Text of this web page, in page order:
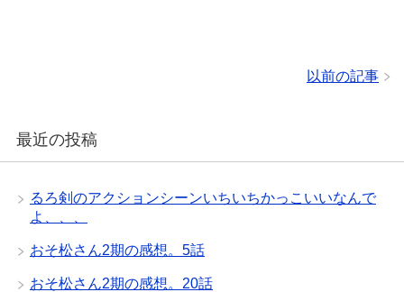
以前の記事
最近の投稿
るろ剣のアクションシーンいちいちかっこいいなんで
よ、、、
おそ松さん2期の感想。5話
おそ松さん2期の感想。20話